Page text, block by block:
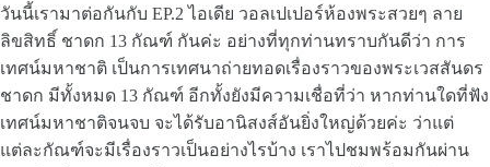
วันนี้เรามาต่อกันกับ EP.2 ไอเดีย วอลเปเปอร์ห้องพระสวยๆ ลาย
ลิขสิทธิ์ ชาดก 13 กัณฑ์ กันค่ะ อย่างที่ทุกท่านทราบกันดีว่า การ
เทศน์มหาชาติ เป็นการเทศนาถ่ายทอดเรื่องราวของพระเวสสันดร
ชาดก มีทั้งหมด 13 กัณฑ์ อีกทั้งยังมีความเชื่อที่ว่า หากท่านใดที่ฟัง
เทศน์มหาชาติจนจบ จะได้รับอานิสงส์อันยิ่งใหญ่ด้วยค่ะ ว่าแต่
แต่ละกัณฑ์จะมีเรื่องราวเป็นอย่างไรบ้าง เราไปชมพร้อมกันผ่าน